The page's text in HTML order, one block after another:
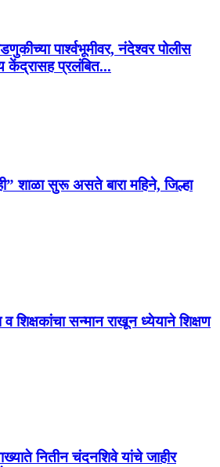
पार्श्वभूमीवर, नंदेश्वर पोलीस
केंद्रासह प्रलंबित...
शाळा सुरू असते बारा महिने, जिल्हा
व शिक्षकांचा सन्मान राखून ध्येयाने शिक्षण
नितीन चंदनशिवे यांचे जाहीर